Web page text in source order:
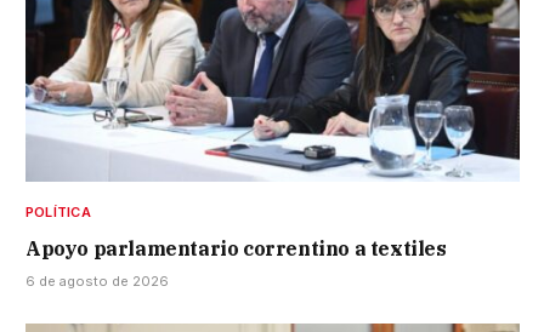
POLÍTICA
Apoyo parlamentario correntino a textiles
6 de agosto de 2026